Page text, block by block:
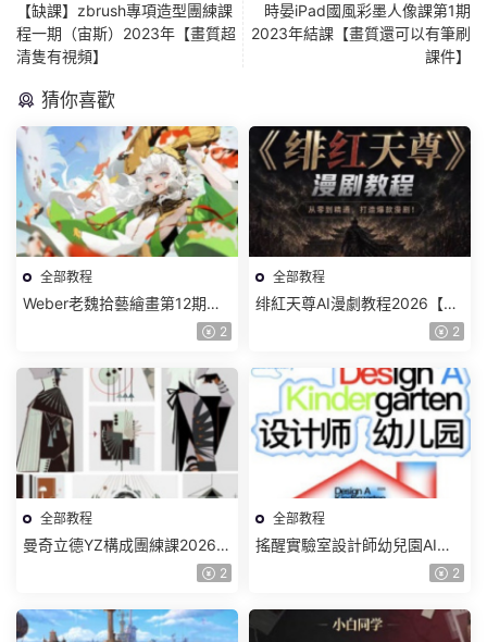
【缺課】zbrush專項造型團練課
程一期（宙斯）2023年【畫質超
清隻有視頻】
時晏iPad國風彩墨人像課第1期
2023年結課【畫質還可以有筆刷
課件】
猜你喜歡
全部教程
Weber老魏拾藝繪畫第12期角
色特訓班【畫質不錯隻有視
2
全部教程
绯紅天尊AI漫劇教程2026【畫
2
全部教程
曼奇立德YZ構成團練課2026年
8月已結課【畫質高清有課件】
2
全部教程
搖醒實驗室設計師幼兒園AI軟
件基礎課2025【畫質不錯有素
2